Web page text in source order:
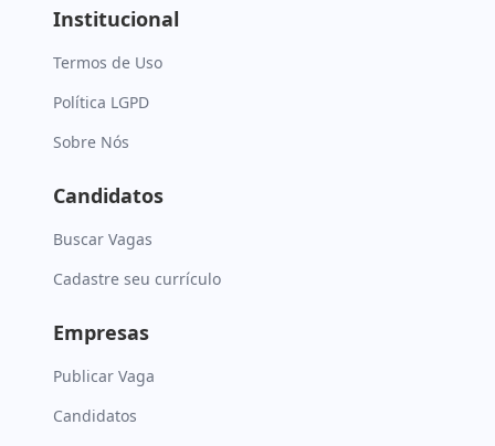
Institucional
Termos de Uso
Política LGPD
Sobre Nós
Candidatos
Buscar Vagas
Cadastre seu currículo
Empresas
Publicar Vaga
Candidatos